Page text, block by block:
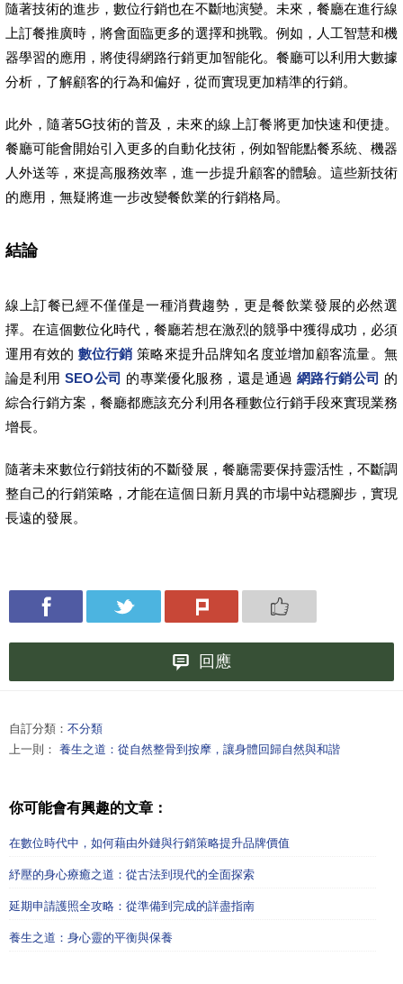
隨著技術的進步，數位行銷也在不斷地演變。未來，餐廳在進行線
上訂餐推廣時，將會面臨更多的選擇和挑戰。例如，人工智慧和機
器學習的應用，將使得網路行銷更加智能化。餐廳可以利用大數據
分析，了解顧客的行為和偏好，從而實現更加精準的行銷。
此外，隨著5G技術的普及，未來的線上訂餐將更加快速和便捷。
餐廳可能會開始引入更多的自動化技術，例如智能點餐系統、機器
人外送等，來提高服務效率，進一步提升顧客的體驗。這些新技術
的應用，無疑將進一步改變餐飲業的行銷格局。
結論
線上訂餐已經不僅僅是一種消費趨勢，更是餐飲業發展的必然選
擇。在這個數位化時代，餐廳若想在激烈的競爭中獲得成功，必須
運用有效的 數位行銷 策略來提升品牌知名度並增加顧客流量。無
論是利用SEO公司 的專業優化服務，還是通過 網路行銷公司 的
綜合行銷方案，餐廳都應該充分利用各種數位行銷手段來實現業務
增長。
隨著未來數位行銷技術的不斷發展，餐廳需要保持靈活性，不斷調
整自己的行銷策略，才能在這個日新月異的市場中站穩腳步，實現
長遠的發展。
回應
自訂分類： 不分類
上一則： 養生之道：從自然整骨到按摩，讓身體回歸自然與和諧
你可能會有興趣的文章：
在數位時代中，如何藉由外鏈與行銷策略提升品牌價值
紓壓的身心療癒之道：從古法到現代的全面探索
延期申請護照全攻略：從準備到完成的詳盡指南
養生之道：身心靈的平衡與保養